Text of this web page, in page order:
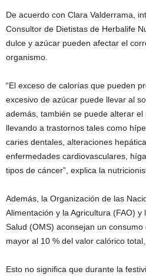
De acuerdo con Clara Valderrama,
Consultor de Dietistas de Herbalife
dulce y azúcar pueden afectar el
organismo.
“El exceso de calorías que pueden
excesivo de azúcar puede llevar al
además, también se puede alterar
llevando a trastornos tales como
caries dentales, alteraciones
enfermedades cardiovasculares,
tipos de cáncer”, explica la
Además, la Organización de las
Alimentación y la Agricultura (FAO)
Salud (OMS) aconsejan un
mayor al 10 % del valor calórico
Esto no significa que durante la